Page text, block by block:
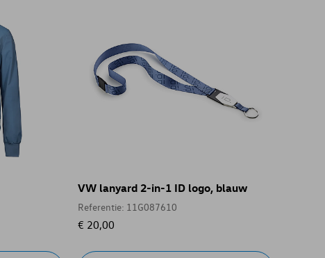
VW lanyard 2-in-1 ID logo, blauw
Referentie: 11G087610
€ 20,00